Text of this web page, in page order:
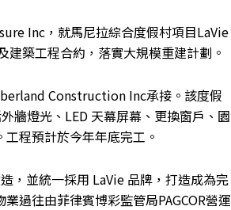
Inc，就馬尼拉綜合度假村項目LaVie
築工程合約，落實大規模重建計劃。
Construction Inc承接。該度假
牆燈光、LED 天幕屏幕、更換窗戶、園
程預計於今年年底完工。
，並統一採用 LaVie 品牌，打造成為完
過往由菲律賓博彩監管局PAGCOR營運